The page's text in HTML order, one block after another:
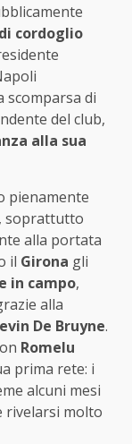
cordoglio
di
del club,
alla sua
pienamente
soprattutto
alla portata
il Girona gli
in campo,
alla
De Bruyne.
Romelu
prima rete: i
alcuni mesi
rivelarsi molto